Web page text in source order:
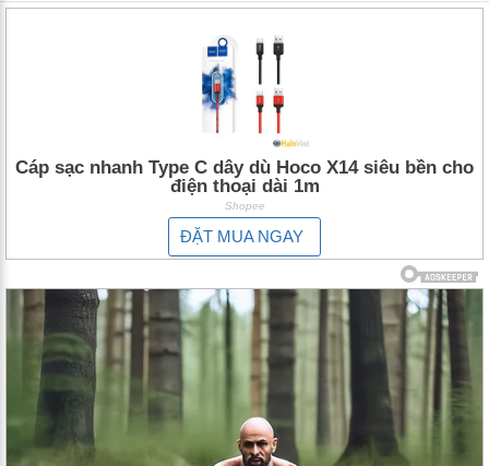
Cáp sạc nhanh Type C dây dù Hoco X14 siêu bền cho
điện thoại dài 1m
Shopee
ĐẶT MUA NGAY